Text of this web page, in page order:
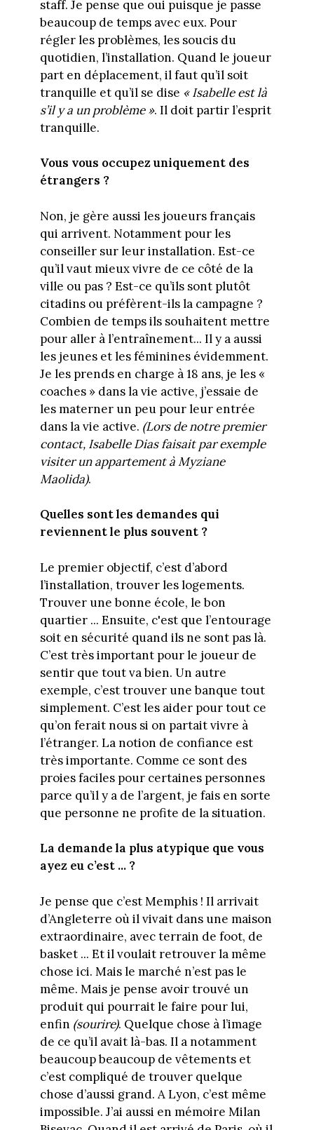
staff. Je pense que oui puisque je passe
beaucoup de temps avec eux. Pour
régler les problèmes, les soucis du
quotidien, l’installation. Quand le joueur
part en déplacement, il faut qu’il soit
tranquille et qu’il se dise « Isabelle est là
s’il y a un problème ». Il doit partir l’esprit
tranquille.
Vous vous occupez uniquement des
étrangers ?
Non, je gère aussi les joueurs français
qui arrivent. Notamment pour les
conseiller sur leur installation. Est-ce
qu’il vaut mieux vivre de ce côté de la
ville ou pas ? Est-ce qu’ils sont plutôt
citadins ou préfèrent-ils la campagne ?
Combien de temps ils souhaitent mettre
pour aller à l’entraînement... Il y a aussi
les jeunes et les féminines évidemment.
Je les prends en charge à 18 ans, je les «
coaches » dans la vie active, j’essaie de
les materner un peu pour leur entrée
dans la vie active. (Lors de notre premier
contact, Isabelle Dias faisait par exemple
visiter un appartement à Myziane
Maolida).
Quelles sont les demandes qui
reviennent le plus souvent ?
Le premier objectif, c’est d’abord
l’installation, trouver les logements.
Trouver une bonne école, le bon
quartier ... Ensuite, c'est que l’entourage
soit en sécurité quand ils ne sont pas là.
C’est très important pour le joueur de
sentir que tout va bien. Un autre
exemple, c’est trouver une banque tout
simplement. C’est les aider pour tout ce
qu’on ferait nous si on partait vivre à
l’étranger. La notion de confiance est
très importante. Comme ce sont des
proies faciles pour certaines personnes
parce qu’il y a de l’argent, je fais en sorte
que personne ne profite de la situation.
La demande la plus atypique que vous
ayez eu c’est ... ?
Je pense que c’est Memphis ! Il arrivait
d’Angleterre où il vivait dans une maison
extraordinaire, avec terrain de foot, de
basket ... Et il voulait retrouver la même
chose ici. Mais le marché n’est pas le
même. Mais je pense avoir trouvé un
produit qui pourrait le faire pour lui,
enfin (sourire). Quelque chose à l’image
de ce qu’il avait là-bas. Il a notamment
beaucoup beaucoup de vêtements et
c’est compliqué de trouver quelque
chose d’aussi grand. A Lyon, c’est même
impossible. J’ai aussi en mémoire Milan